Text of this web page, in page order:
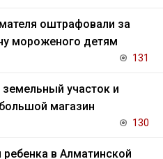
оштрафовали за
мороженого детям
131
земельный участок и
магазин
130
ребенка в Алматинской